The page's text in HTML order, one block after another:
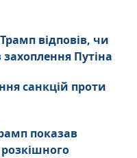
відповів, чи
Путіна
санкцій проти
показав